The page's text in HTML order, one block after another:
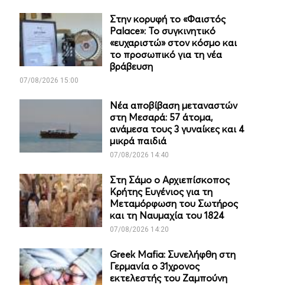
Στην κορυφή το «Φαιστός
Palace»: Το συγκινητικό
«ευχαριστώ» στον κόσμο και
το προσωπικό για τη νέα
βράβευση
07/08/2026 15:00
Νέα αποβίβαση μεταναστών
στη Μεσαρά: 57 άτομα,
ανάμεσα τους 3 γυναίκες και 4
μικρά παιδιά
07/08/2026 14:40
Στη Σάμο ο Αρχιεπίσκοπος
Κρήτης Ευγένιος για τη
Μεταμόρφωση του Σωτήρος
και τη Ναυμαχία του 1824
07/08/2026 14:20
Greek Mafia: Συνελήφθη στη
Γερμανία ο 31χρονος
εκτελεστής του Ζαμπούνη